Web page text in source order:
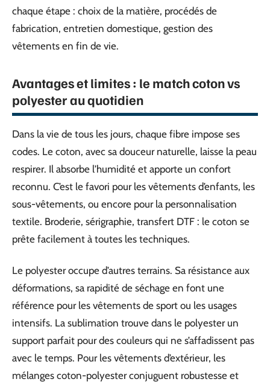
chaque étape : choix de la matière, procédés de
fabrication, entretien domestique, gestion des
vêtements en fin de vie.
Avantages et limites : le match coton vs
polyester au quotidien
Dans la vie de tous les jours, chaque fibre impose ses
codes. Le coton, avec sa douceur naturelle, laisse la peau
respirer. Il absorbe l’humidité et apporte un confort
reconnu. C’est le favori pour les vêtements d’enfants, les
sous-vêtements, ou encore pour la personnalisation
textile. Broderie, sérigraphie, transfert DTF : le coton se
prête facilement à toutes les techniques.
Le polyester occupe d’autres terrains. Sa résistance aux
déformations, sa rapidité de séchage en font une
référence pour les vêtements de sport ou les usages
intensifs. La sublimation trouve dans le polyester un
support parfait pour des couleurs qui ne s’affadissent pas
avec le temps. Pour les vêtements d’extérieur, les
mélanges coton-polyester conjuguent robustesse et